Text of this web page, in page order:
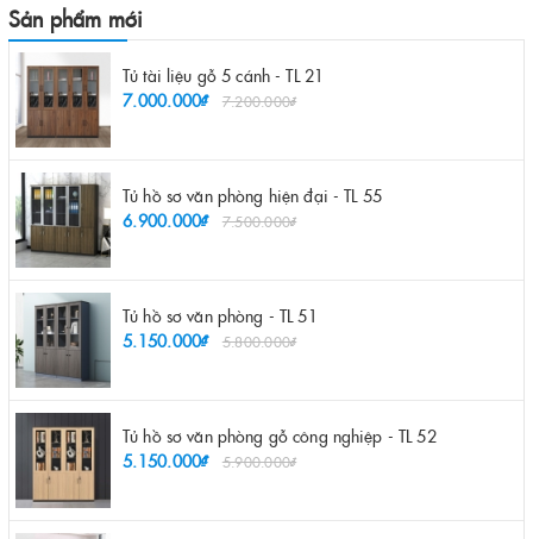
Sản phẩm mới
Tủ tài liệu gỗ 5 cánh - TL 21
7.000.000₫
7.200.000₫
Tủ hồ sơ văn phòng hiện đại - TL 55
6.900.000₫
7.500.000₫
Tủ hồ sơ văn phòng - TL 51
5.150.000₫
5.800.000₫
Tủ hồ sơ văn phòng gỗ công nghiệp - TL 52
5.150.000₫
5.900.000₫